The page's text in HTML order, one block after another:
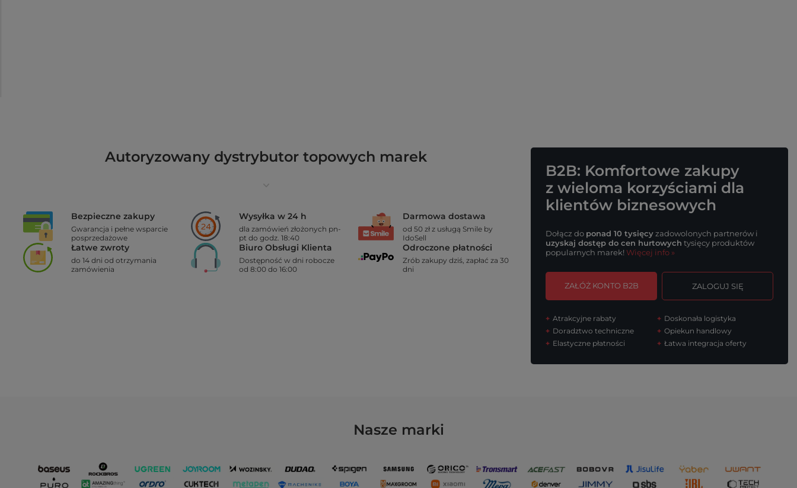
Autoryzowany dystrybutor topowych marek
Bezpieczne zakupy
Gwarancja i pełne wsparcie
posprzedażowe
Wysyłka w 24 h
dla zamówień złożonych pn-
pt do godz. 18:40
Darmowa dostawa
od 50 zł z usługą Smile by
IdoSell
Łatwe zwroty
do 14 dni od otrzymania
zamówienia
Biuro Obsługi Klienta
Dostępność w dni robocze
od 8:00 do 16:00
Odroczone płatności
Zrób zakupy dziś, zapłać za 30
dni
B2B: Komfortowe zakupy
z wieloma korzyściami dla
klientów biznesowych
Dołącz do ponad 10 tysięcyzadowolonych partnerów i
uzyskaj dostęp do cen hurtowych tysięcy produktów
popularnych marek!Więcej info »
ZAŁÓŻ KONTO B2B ZALOGUJ SIĘ
Atrakcyjne rabaty
Doradztwo techniczne
Elastyczne płatności
Doskonała logistyka
Opiekun handlowy
Łatwa integracja oferty
Nasze marki